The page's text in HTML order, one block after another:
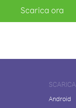
Scarica ora
SCARICA
Android